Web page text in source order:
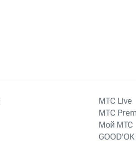
MTС Live
MTС
Мой МТС
GOOD’OK